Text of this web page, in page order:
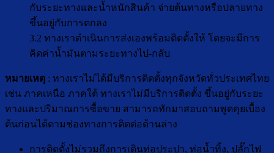
กับระยะทางและน้ำหนักสินค้า จ่ายต้นทางหรือปลายทาง
ขึ้นอยู่กับการตกลง
3.2 ทางเราดำเนินการส่งเองพร้อมติดตั้งให้ โดยจะมีการ
คิดค่าน้ำมันตามระยะทางไป-กลับ
หมายเหตุ : ทางเราไม่ได้มีบริการติดตั้งทุกจังหวัดทั่วประเทศไทย
เช่น ภาคเหนือ ภาคใต้ ทางเราไม่มีบริการติดตั้ง ขึ้นอยู่กับระยะ
ทางและปริมาณการซื้อขาย สามารถทักมาสอบถามพูดคุยเบื้อง
ต้นก่อนได้ตามช่องทางการติดต่อด้านล่าง
การติดตั้งไม่รวมถึงการเดินท่อประปา, ท่อน้ำทิ้ง, ปลั๊กไฟ